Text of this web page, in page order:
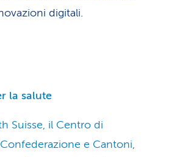
digitali.
la salute
Suisse, il Centro di
e Cantoni,